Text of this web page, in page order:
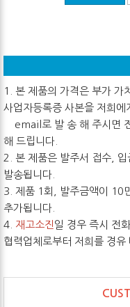
1. 본 제품의 가격은 부가 가
사업자등록증 사본을 저희에
email로 발 송 해 주시면
해 드립니다.
2. 본 제품은 발주서 접수,
발송됩니다.
3. 제품 1회, 발주금액이 10
추가됩니다.
4. 재고소진 일 경우 즉시 전
협력업체로부터 저희를 경